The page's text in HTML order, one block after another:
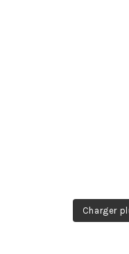
Charger